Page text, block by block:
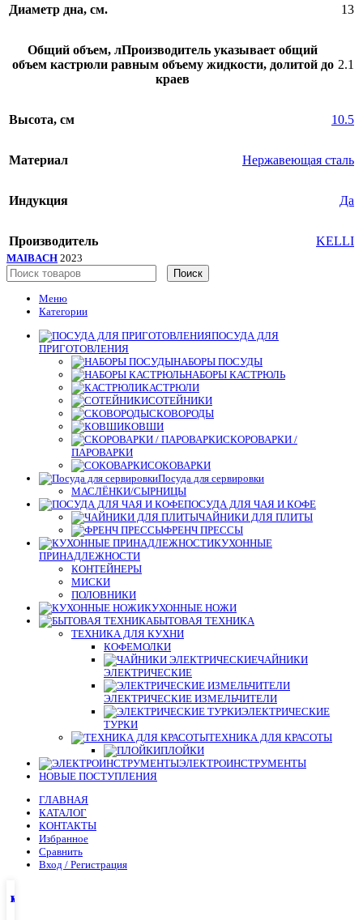
Диаметр дна, см. 13
Общий объем, лПроизводитель указывает общий
объем кастрюли равным объему жидкости, долитой до
краев
2.1
Высота, см 10.5
Материал Нержавеющая сталь
Индукция Да
Производитель KELLI
MAIBACH 2023
Поиск
Меню
Категории
ПОСУДА ДЛЯ
ПРИГОТОВЛЕНИЯ
НАБОРЫ ПОСУДЫ
НАБОРЫ КАСТРЮЛЬ
КАСТРЮЛИ
СОТЕЙНИКИ
СКОВОРОДЫ
КОВШИ
СКОРОВАРКИ /
ПАРОВАРКИ
СОКОВАРКИ
Посуда для сервировки
МАСЛЁНКИ/СЫРНИЦЫ
ПОСУДА ДЛЯ ЧАЯ И КОФЕ
ЧАЙНИКИ ДЛЯ ПЛИТЫ
ФРЕНЧ ПРЕССЫ
КУХОННЫЕ
ПРИНАДЛЕЖНОСТИ
КОНТЕЙНЕРЫ
МИСКИ
ПОЛОВНИКИ
КУХОННЫЕ НОЖИ
БЫТОВАЯ ТЕХНИКА
ТЕХНИКА ДЛЯ КУХНИ
КОФЕМОЛКИ
ЧАЙНИКИ
ЭЛЕКТРИЧЕСКИЕ
ЭЛЕКТРИЧЕСКИЕ ИЗМЕЛЬЧИТЕЛИ
ЭЛЕКТРИЧЕСКИЕ
ТУРКИ
ТЕХНИКА ДЛЯ КРАСОТЫ
ПЛОЙКИ
ЭЛЕКТРОИНСТРУМЕНТЫ
НОВЫЕ ПОСТУПЛЕНИЯ
ГЛАВНАЯ
КАТАЛОГ
КОНТАКТЫ
Избранное
Сравнить
Вход / Регистрация
Главная
Магазин
Избранное
Мой аккаунт